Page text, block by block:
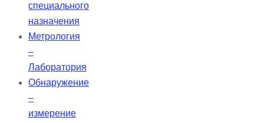
специального
назначения
Метрология
–
Лаборатория
Обнаружение
–
измерение